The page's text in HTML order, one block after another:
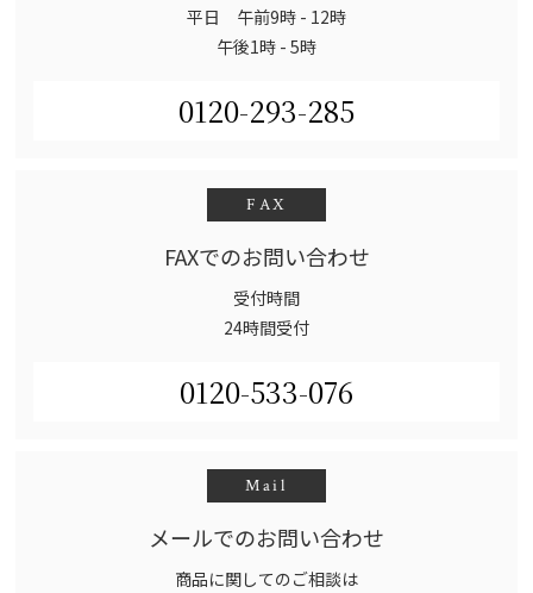
平日 午前9時 - 12時
午後1時 - 5時
0120-293-285
FAX
FAXでのお問い合わせ
受付時間
24時間受付
0120-533-076
Mail
メールでのお問い合わせ
商品に関してのご相談は